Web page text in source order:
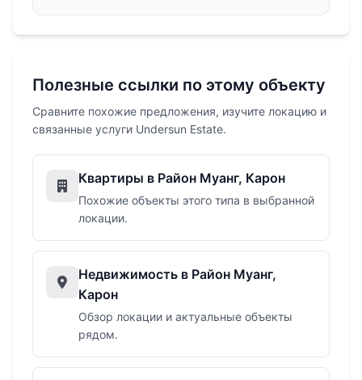
Полезные ссылки по этому объекту
Сравните похожие предложения, изучите локацию и
связанные услуги Undersun Estate.
Квартиры в Район Муанг, Карон
Похожие объекты этого типа в выбранной
локации.
Недвижимость в Район Муанг,
Карон
Обзор локации и актуальные объекты
рядом.